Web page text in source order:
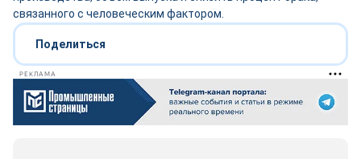
связанного с человеческим фактором.
Поделиться
РЕКЛАМА